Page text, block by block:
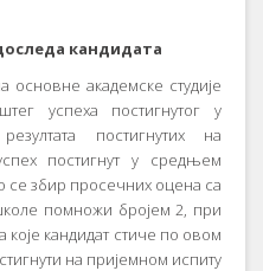
кандидата
основне академске студије
успеха постигнутог у
постигнутих на
постигнут у средњем
се збир просечних оцена са
помножи бројем 2, при
кандидат стиче по овом
на пријемном испиту